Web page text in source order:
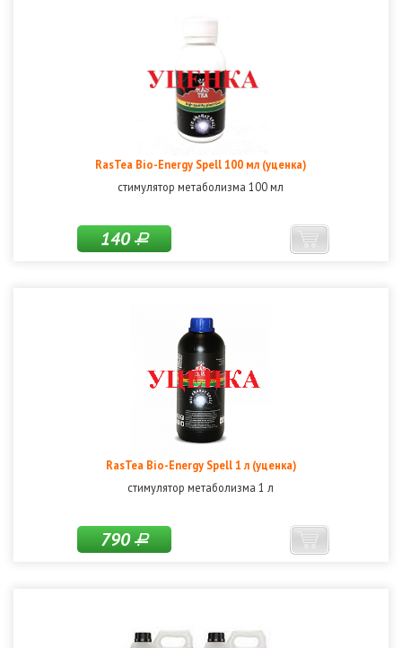
RasTea Bio-Energy Spell 100 мл (уценка)
стимулятор метаболизма 100 мл
140Р
RasTea Bio-Energy Spell 1 л (уценка)
стимулятор метаболизма 1 л
790Р